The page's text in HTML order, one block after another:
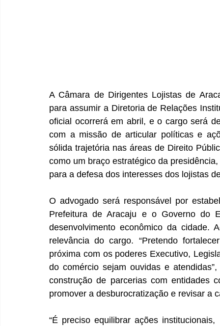
A Câmara de Dirigentes Lojistas de
para assumir a Diretoria de Relações
oficial ocorrerá em abril, e o cargo será
com a missão de articular políticas e
sólida trajetória nas áreas de Direito
como um braço estratégico da
para a defesa dos interesses dos lojistas
O advogado será responsável por
Prefeitura de Aracaju e o Governo do
desenvolvimento econômico da cidade.
relevância do cargo. “Pretendo
próxima com os poderes Executivo,
do comércio sejam ouvidas e
construção de parcerias com entidades
promover a desburocratização e revisar a
“É preciso equilibrar ações